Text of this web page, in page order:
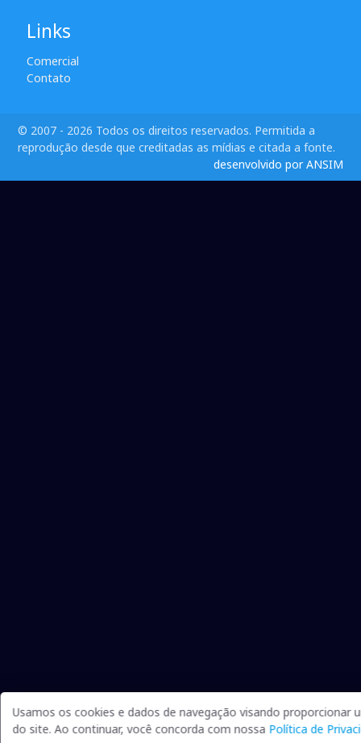
Links
Comercial
Contato
© 2007 - 2026 Todos os direitos reservados. Permitida a
reprodução desde que creditadas as mídias e citada a fonte.
desenvolvido por ANSIM
Usamos os cookies e dados de navegação visando proporcionar
do site. Ao continuar, você concorda com nossa Política de